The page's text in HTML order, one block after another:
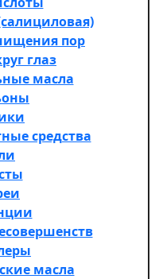
пор
глаз
масла
средства
масла